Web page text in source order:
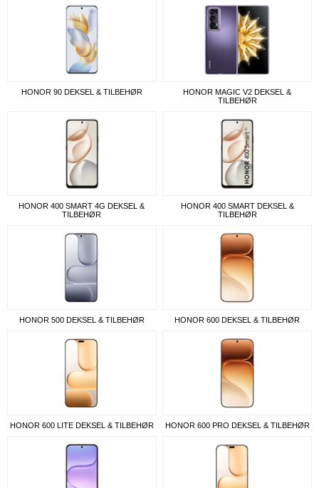
HONOR 90 DEKSEL & TILBEHØR
HONOR MAGIC V2 DEKSEL &
TILBEHØR
HONOR 400 SMART 4G DEKSEL &
TILBEHØR
HONOR 400 SMART DEKSEL &
TILBEHØR
HONOR 500 DEKSEL & TILBEHØR HONOR 600 DEKSEL & TILBEHØR
HONOR 600 LITE DEKSEL & TILBEHØR HONOR 600 PRO DEKSEL & TILBEHØR